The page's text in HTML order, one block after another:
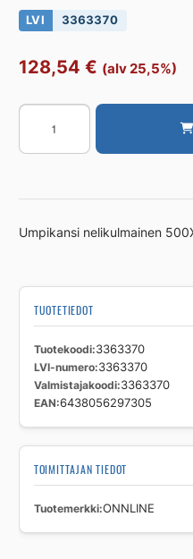
LVI 3363370
128,54 € (alv 25,5%)
UMPIKANSI
500X500-
A15
Umpikansi nelikulmainen
TUOTETIEDOT
Tuotekoodi 3363370
LVI-numero 3363370
Valmistajakoodi 3363370
EAN 6438056297305
TOIMITTAJAN TIEDOT
Tuotemerkki ONNLINE